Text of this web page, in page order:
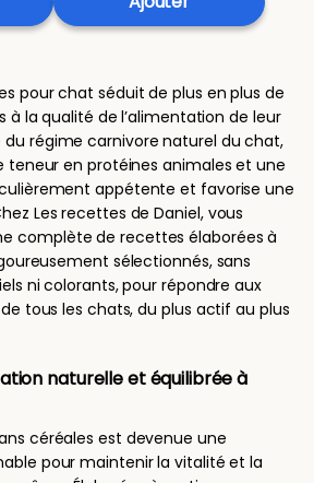
pour chat séduit de plus en plus de
la qualité de l’alimentation de leur
du régime carnivore naturel du chat,
teneur en protéines animales et une
appétente et favorise une
Les recettes de Daniel, vous
complète de recettes élaborées à
sélectionnés, sans
ni colorants, pour répondre aux
tous les chats, du plus actif au plus
naturelle et équilibrée à
céréales est devenue une
pour maintenir la vitalité et la